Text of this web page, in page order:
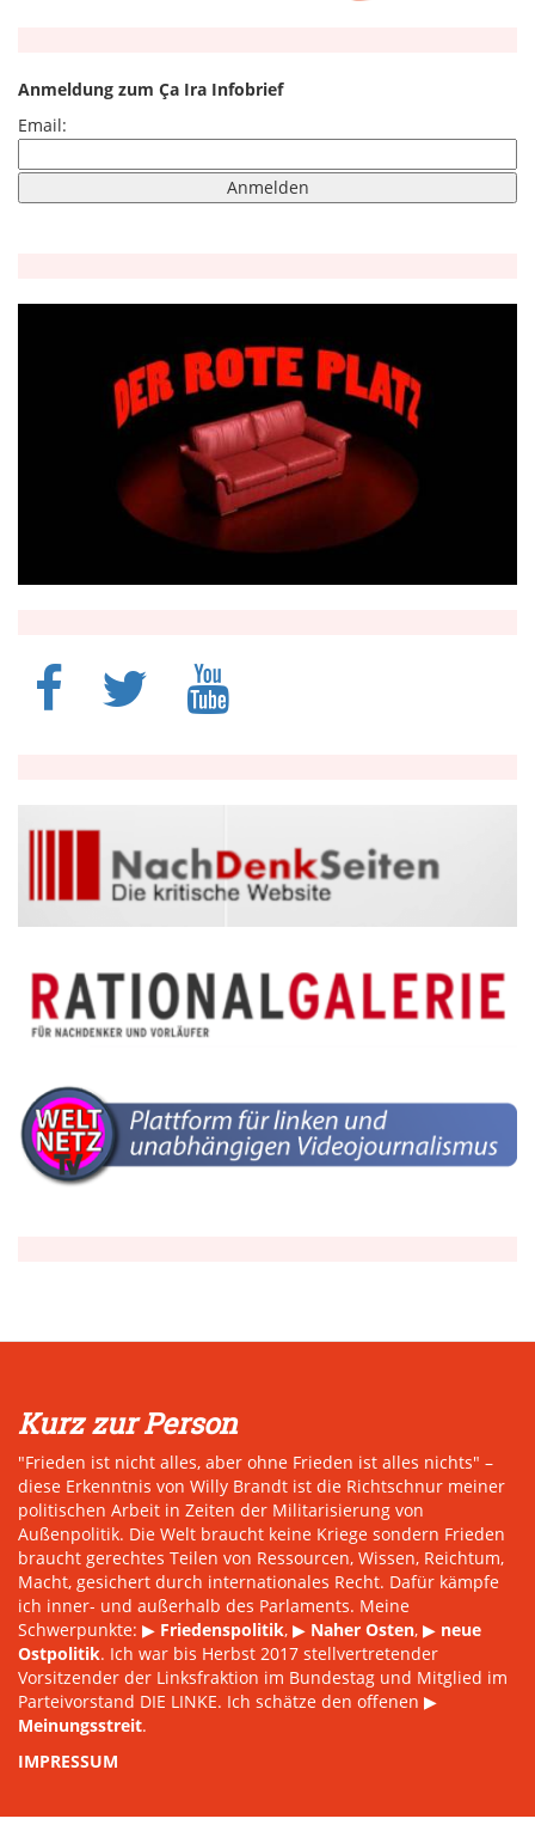
Anmeldung zum Ça Ira Infobrief
Email:
Kurz zur Person
"Frieden ist nicht alles, aber ohne Frieden ist alles nichts" –
diese Erkenntnis von Willy Brandt ist die Richtschnur meiner
politischen Arbeit in Zeiten der Militarisierung von
Außenpolitik. Die Welt braucht keine Kriege sondern Frieden
braucht gerechtes Teilen von Ressourcen, Wissen, Reichtum,
Macht, gesichert durch internationales Recht. Dafür kämpfe
ich inner- und außerhalb des Parlaments. Meine
Schwerpunkte: ▶ Friedenspolitik, ▶ Naher Osten, ▶ neue
Ostpolitik. Ich war bis Herbst 2017 stellvertretender
Vorsitzender der Linksfraktion im Bundestag und Mitglied im
Parteivorstand DIE LINKE. Ich schätze den offenen ▶
Meinungsstreit.
IMPRESSUM